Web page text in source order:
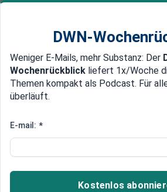
Newsticker MEIN DWN:
Edelmetalle DWN-Magazin
Rat untertsützt Bemerkungen von Draghi in
Draghi kündigt
Anleihenkäufe und
geldpolitische
DWN-
Weniger E-Mails, mehr Substanz: Der
Wochenrückblick liefert 1x/Woche
Themen kompakt als Podcast. Für
überläuft.
E-mail: *
Kostenlos